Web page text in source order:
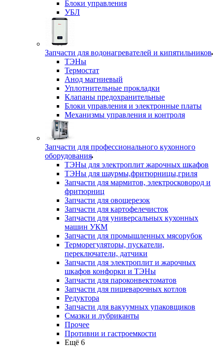
Блоки управления
УБЛ
Запчасти для водонагревателей и кипятильников
ТЭНы
Термостат
Анод магниевый
Уплотнительные прокладки
Клапаны предохранительные
Блоки управления и электронные платы
Механизмы управления и контроля
Запчасти для профессионального кухонного
оборудования
ТЭНы для электроплит жарочных шкафов
ТЭНы для шаурмы,фритюрницы,гриля
Запчасти для мармитов, электросковород и
фритюрниц
Запчасти для овощерезок
Запчасти для картофелечисток
Запчасти для универсальных кухонных
машин УКМ
Запчасти для промышленных мясорубок
Терморегуляторы, пускатели,
переключатели, датчики
Запчасти для электроплит и жарочных
шкафов конфорки и ТЭНы
Запчасти для пароконвектоматов
Запчасти для пищеварочных котлов
Редуктора
Запчасти для вакуумных упаковщиков
Смазки и лубриканты
Прочее
Противни и гастроемкости
Ещё 6